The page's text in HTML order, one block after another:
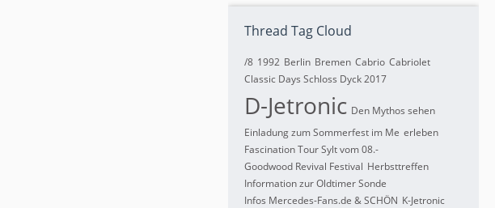
Thread Tag Cloud
/8 1992 Berlin Bremen Cabrio Cabriolet
Classic Days Schloss Dyck 2017
D-Jetronic Den Mythos sehen
Einladung zum Sommerfest im Me erleben
Fascination Tour Sylt vom 08.-
Goodwood Revival Festival Herbsttreffen
Information zur Oldtimer Sonde
Infos Mercedes-Fans.de & SCHÖN K-Jetronic